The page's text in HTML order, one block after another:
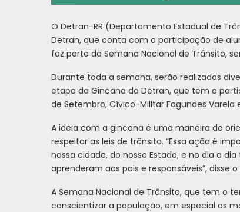
O Detran-RR (Departamento Estadual de
Detran, que conta com a participação de
faz parte da Semana Nacional de Trânsito,
Durante toda a semana, serão realizadas
etapa da Gincana do Detran, que tem a
de Setembro, Cívico-Militar Fagundes Varela
A ideia com a gincana é uma maneira de
respeitar as leis de trânsito. “Essa ação é
nossa cidade, do nosso Estado, e no dia a
aprenderam aos pais e responsáveis”, disse
A Semana Nacional de Trânsito, que tem o
conscientizar a população, em especial os